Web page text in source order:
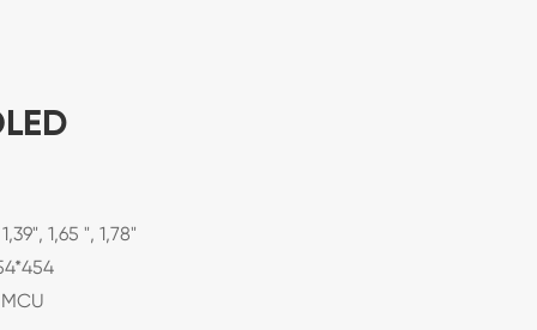
1,65 ", 1,78"